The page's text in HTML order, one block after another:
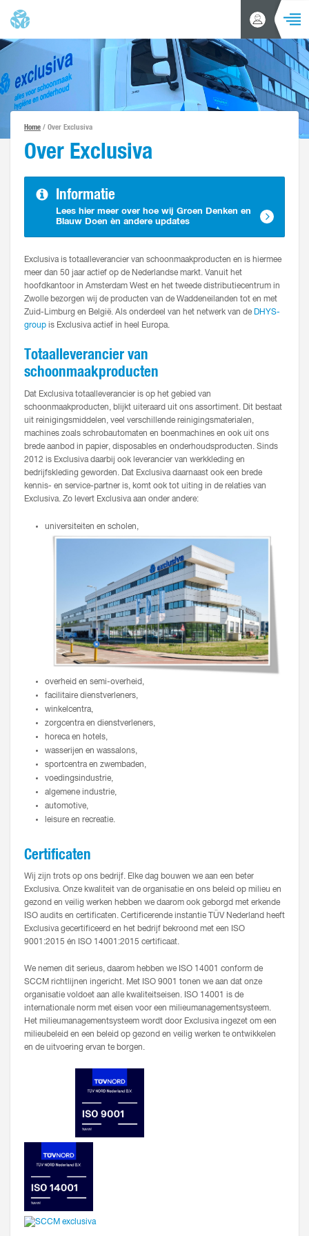
Home
Producten
Contact
Inloggen
/
Account
aanvragen
Home / Over Exclusiva
Over Exclusiva
Informatie
Lees hier meer over hoe wij Groen Denken en
Blauw Doen èn andere updates
Exclusiva is totaalleverancier van schoonmaakproducten en is hiermee
meer dan 50 jaar actief op de Nederlandse markt. Vanuit het
hoofdkantoor in Amsterdam West en het tweede distributiecentrum in
Zwolle bezorgen wij de producten van de Waddeneilanden tot en met
Zuid-Limburg en België. Als onderdeel van het netwerk van de DHYS-
group is Exclusiva actief in heel Europa.
Totaalleverancier van
schoonmaakproducten
Dat Exclusiva totaalleverancier is op het gebied van
schoonmaakproducten, blijkt uiteraard uit ons assortiment. Dit bestaat
uit reinigingsmiddelen, veel verschillende reinigingsmaterialen,
machines zoals schrobautomaten en boenmachines en ook uit ons
brede aanbod in papier, disposables en onderhoudsproducten. Sinds
2012 is Exclusiva daarbij ook leverancier van werkkleding en
bedrijfskleding geworden. Dat Exclusiva daarnaast ook een brede
kennis- en service-partner is, komt ook tot uiting in de relaties van
Exclusiva. Zo levert Exclusiva aan onder andere:
universiteiten en scholen,
overheid en semi-overheid,
facilitaire dienstverleners,
winkelcentra,
zorgcentra en dienstverleners,
horeca en hotels,
wasserijen en wassalons,
sportcentra en zwembaden,
voedingsindustrie,
algemene industrie,
automotive,
leisure en recreatie.
Certificaten
Wij zijn trots op ons bedrijf. Elke dag bouwen we aan een beter
Exclusiva. Onze kwaliteit van de organisatie en ons beleid op milieu en
gezond en veilig werken hebben we daarom ook geborgd met erkende
ISO audits en certificaten. Certificerende instantie TÜV Nederland heeft
Exclusiva gecertificeerd en het bedrijf bekroond met een ISO
9001:2015 én ISO 14001:2015 certificaat.
We nemen dit serieus, daarom hebben we ISO 14001 conform de
SCCM richtlijnen ingericht. Met ISO 9001 tonen we aan dat onze
organisatie voldoet aan alle kwaliteitseisen. ISO 14001 is de
internationale norm met eisen voor een milieumanagementsysteem.
Het milieumanagementsysteem wordt door Exclusiva ingezet om een
milieubeleid en een beleid op gezond en veilig werken te ontwikkelen
en de uitvoering ervan te borgen.